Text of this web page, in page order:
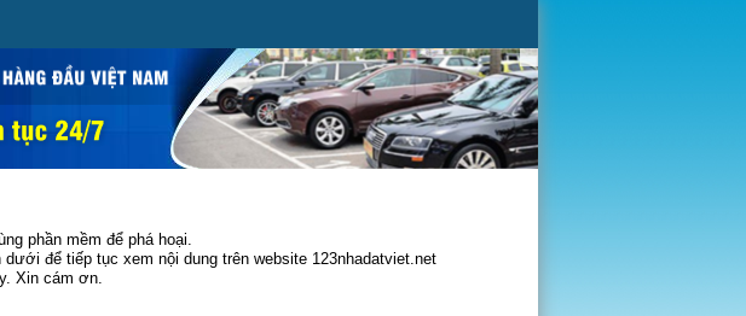
phần mềm để phá hoại.
để tiếp tục xem nội dung trên website 123nhadatviet.net
Xin cám ơn.